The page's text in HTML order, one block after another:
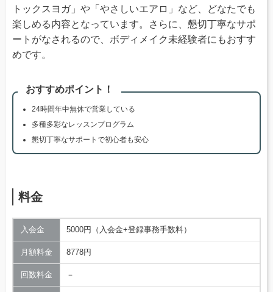
トックスヨガ」や「やさしいエアロ」など、どなたでも
楽しめる内容となっています。さらに、懇切丁寧なサポ
ートがなされるので、ボディメイク未経験者にもおすす
めです。
おすすめポイント！
24時間年中無休で営業している
多種多彩なレッスンプログラム
懇切丁寧なサポートで初心者も安心
料金
入会金 5000円（入会金+登録事務手数料）
月額料金 8778円
回数料金 －